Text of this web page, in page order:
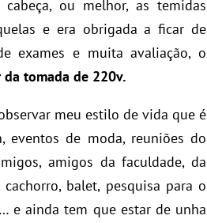
ou melhor, as temidas
e era obrigada a ficar de
exames e muita avaliação, o
da tomada de 220v.
meu estilo de vida que é
eventos de moda, reuniões do
amigos da faculdade, da
balet, pesquisa para o
e ainda tem que estar de unha